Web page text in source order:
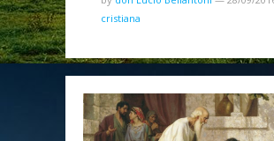
cristiana